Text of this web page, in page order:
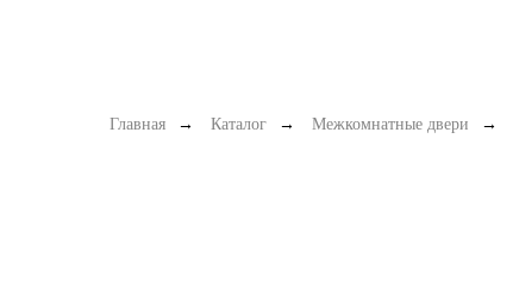
Главная → Каталог → Межкомнатные двери →